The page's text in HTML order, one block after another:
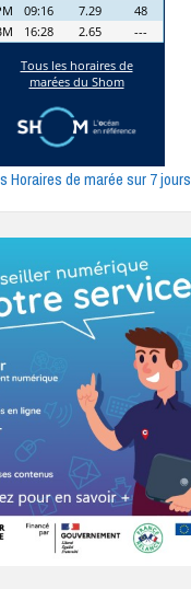
Horaires de marée sur 7 jours